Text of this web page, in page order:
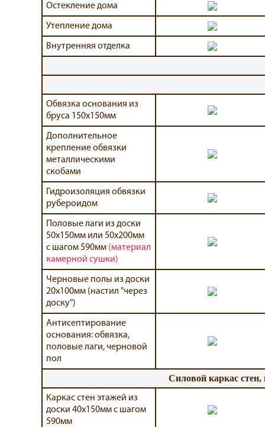
Остекление дома
Утепление дома
Внутренняя отделка
Обвязка основания из
бруса 150х150мм
Дополнительное
крепление обвязки
металлическими
скобами
Гидроизоляция обвязки
рубероидом
Половые лаги из доски
50х150мм или 50х200мм
с шагом 590мм (материал
камерной сушки)
Черновые полы из доски
20х100мм (настил "через
доску")
Антисептирование
основания: обвязка,
половые лаги, черновой
пол
Силовой каркас
Каркас стен этажей из
доски 40х150мм с шагом
590мм